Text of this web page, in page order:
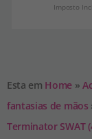
Imposto
Esta em Home »
fantasias de mãos
Terminator SWAT